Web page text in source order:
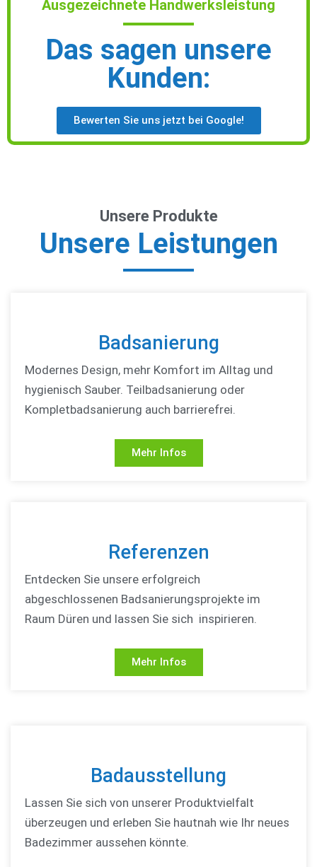
Ausgezeichnete Handwerksleistung
Das sagen unsere
Kunden:
Bewerten Sie uns jetzt bei Google!
Unsere Produkte
Unsere Leistungen
Badsanierung
Modernes Design, mehr Komfort im Alltag und
hygienisch Sauber. Teilbadsanierung oder
Kompletbadsanierung auch barrierefrei.
Mehr Infos
Referenzen
Entdecken Sie unsere erfolgreich
abgeschlossenen Badsanierungsprojekte im
Raum Düren und lassen Sie sich inspirieren.
Mehr Infos
Badausstellung
Lassen Sie sich von unserer Produktvielfalt
überzeugen und erleben Sie hautnah wie Ihr neues
Badezimmer aussehen könnte.